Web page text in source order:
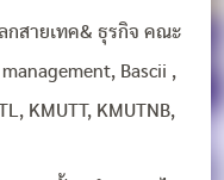
กสายเทค& ธุรกิจ คณะ
Bascii ,
KMUTT, KMUTNB,